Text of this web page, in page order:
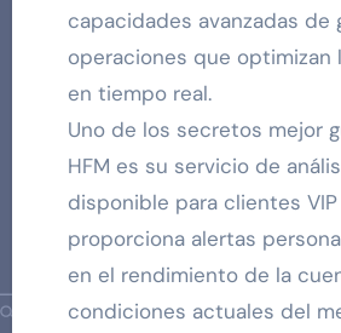
capacidades avanzadas de
operaciones que optimizan
en tiempo real.
Uno de los secretos mejor
HFM es su servicio de
disponible para clientes
proporciona alertas
en el rendimiento de la
condiciones actuales del